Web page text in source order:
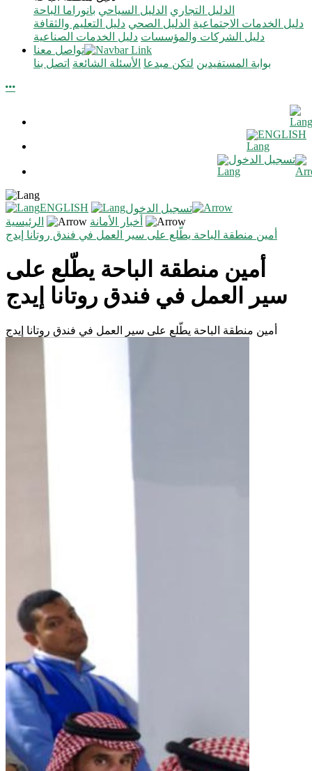
بانوراما الباحة الدليل السياحي الدليل التجاري
دليل التعليم والثقافة الدليل الصحي دليل الخدمات الاجتماعية
دليل الخدمات الصناعية دليل الشركات والمؤسسات
تواصل معنا
اتصل بنا الأسئلة الشائعة لتكن مبدعا بوابة المستفيدين
ENGLISH
تسجيل الدخول
ENGLISH
تسجيل الدخول
الرئيسية
أخبار الأمانة
أمين منطقة الباحة يطّلع على سير العمل في فندق روتانا إيدج
أمين منطقة الباحة يطّلع على
سير العمل في فندق روتانا إيدج
أمين منطقة الباحة يطّلع على سير العمل في فندق روتانا إيدج